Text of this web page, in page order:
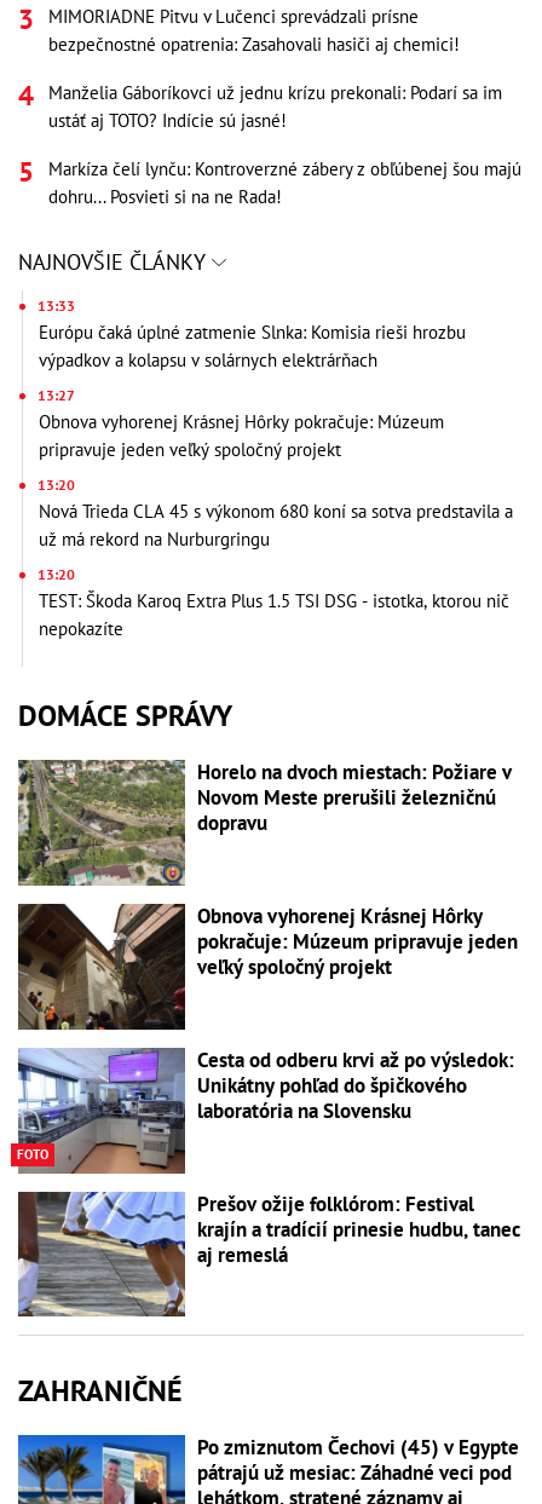
MIMORIADNE Pitvu v Lučenci sprevádzali prísne
bezpečnostné opatrenia: Zasahovali hasiči aj chemici!
Manželia Gáboríkovci už jednu krízu prekonali: Podarí sa im
ustáť aj TOTO? Indície sú jasné!
Markíza čelí lynču: Kontroverzné zábery z obľúbenej šou majú
dohru... Posvieti si na ne Rada!
NAJNOVŠIE ČLÁNKY
13:33
Európu čaká úplné zatmenie Slnka: Komisia rieši hrozbu
výpadkov a kolapsu v solárnych elektrárňach
13:27
Obnova vyhorenej Krásnej Hôrky pokračuje: Múzeum
pripravuje jeden veľký spoločný projekt
13:20
Nová Trieda CLA 45 s výkonom 680 koní sa sotva predstavila a
už má rekord na Nurburgringu
13:20
TEST: Škoda Karoq Extra Plus 1.5 TSI DSG - istotka, ktorou nič
nepokazíte
DOMÁCE SPRÁVY
Horelo na dvoch miestach: Požiare v
Novom Meste prerušili železničnú
dopravu
Obnova vyhorenej Krásnej Hôrky
pokračuje: Múzeum pripravuje jeden
veľký spoločný projekt
FOTO
Cesta od odberu krvi až po výsledok:
Unikátny pohľad do špičkového
laboratória na Slovensku
Prešov ožije folklórom: Festival
krajín a tradícií prinesie hudbu, tanec
aj remeslá
ZAHRANIČNÉ
Po zmiznutom Čechovi (45) v Egypte
pátrajú už mesiac: Záhadné veci pod
lehátkom, stratené záznamy aj